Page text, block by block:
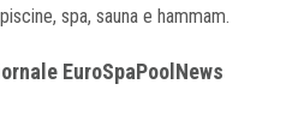
spa, sauna e hammam.
EuroSpaPoolNews